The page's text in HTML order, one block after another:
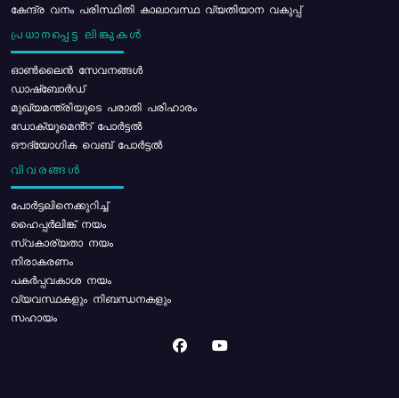
കേന്ദ്ര വനം പരിസ്ഥിതി കാലാവസ്ഥ വ്യതിയാന വകുപ്പ്
പ്രധാനപ്പെട്ട ലിങ്കുകൾ
ഓൺലൈൻ സേവനങ്ങൾ
ഡാഷ്ബോർഡ്
മുഖ്യമന്ത്രിയുടെ പരാതി പരിഹാരം
ഡോക്യുമെൻ്റ് പോർട്ടൽ
ഔദ്യോഗിക വെബ് പോർട്ടൽ
വിവരങ്ങൾ
പോര്‍ട്ടലിനെക്കുറിച്ച്
ഹൈപ്പർലിങ്ക് നയം
സ്വകാര്യതാ നയം
നിരാകരണം
പകർപ്പവകാശ നയം
വ്യവസ്ഥകളും നിബന്ധനകളും
സഹായം